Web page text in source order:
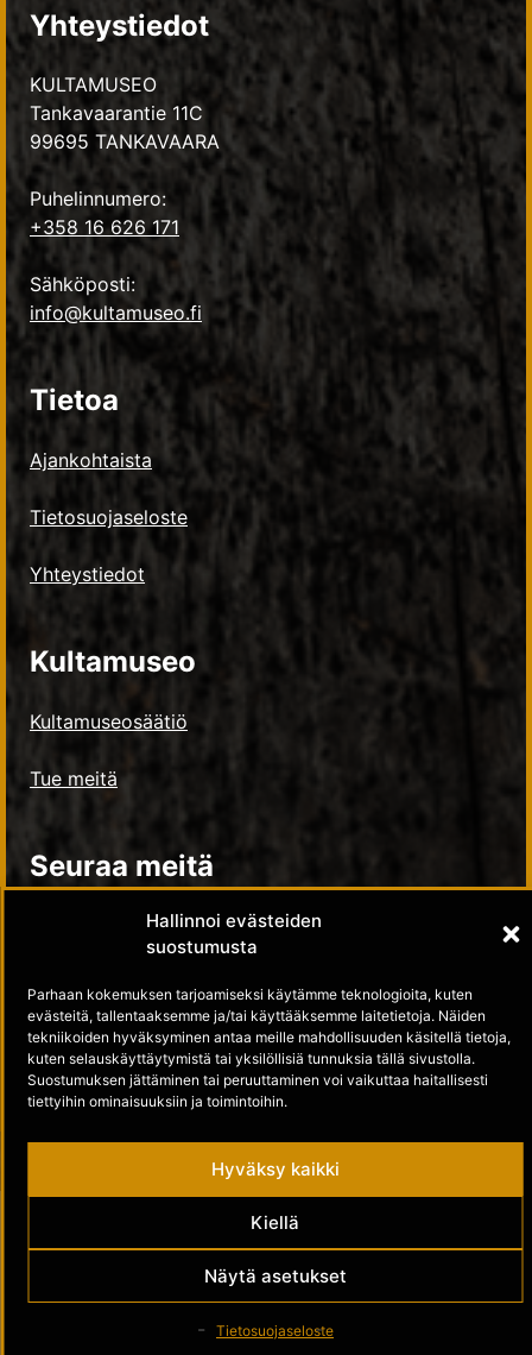
Hallinnoi evästeiden
suostumusta
Parhaan kokemuksen tarjoamiseksi käytämme teknologioita, kuten
evästeitä, tallentaaksemme ja/tai käyttääksemme laitetietoja. Näiden
tekniikoiden hyväksyminen antaa meille mahdollisuuden käsitellä tietoja,
kuten selauskäyttäytymistä tai yksilöllisiä tunnuksia tällä sivustolla.
Suostumuksen jättäminen tai peruuttaminen voi vaikuttaa haitallisesti
tiettyihin ominaisuuksiin ja toimintoihin.
Hyväksy kaikki
Kiellä
Näytä asetukset
Tietosuojaseloste
Yhteystiedot
KULTAMUSEO
Tankavaarantie 11C
99695 TANKAVAARA
Puhelinnumero:
+358 16 626 171
Sähköposti:
info@kultamuseo.fi
Tietoa
Ajankohtaista
Tietosuojaseloste
Yhteystiedot
Kultamuseo
Kultamuseosäätiö
Tue meitä
Seuraa meitä
Kultamuseo Facebookissa